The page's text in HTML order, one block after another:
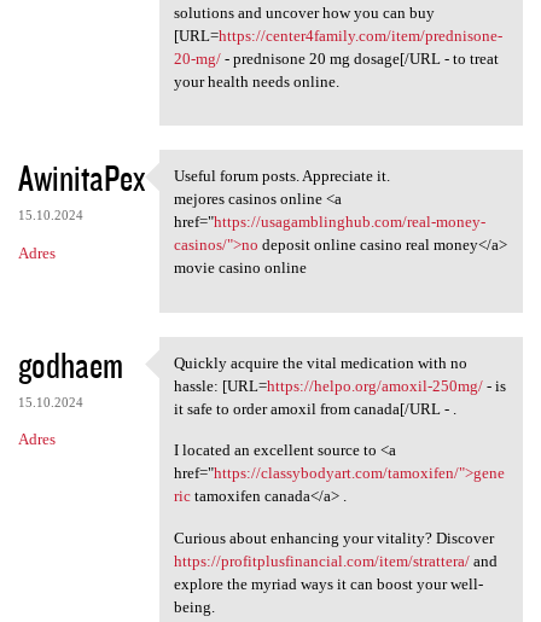
solutions and uncover how you can buy
[URL=https://center4family.com/item/prednisone-
20-mg/- prednisone 20 mg dosage[/URL - to treat
your health needs online.
AwinitaPex
15.10.2024
Adres
Useful forum posts.
Useful forum posts. Appreciate it.
mejores casinos online <a
href="https://usagamblinghub.com/real-money-
casinos/">no deposit online casino real money</a>
movie casino online
godhaem
15.10.2024
Adres
Quickly acquire the vital
Quickly acquire the vital medication with no
hassle: [URL=https://helpo.org/amoxil-250mg/- is
it safe to order amoxil from canada[/URL - .
I located an excellent source to <a
href="https://classybodyart.com/tamoxifen/">gene
rictamoxifen canada</a> .
Curious about enhancing your vitality? Discover
https://profitplusfinancial.com/item/strattera/and
explore the myriad ways it can boost your well-
being.